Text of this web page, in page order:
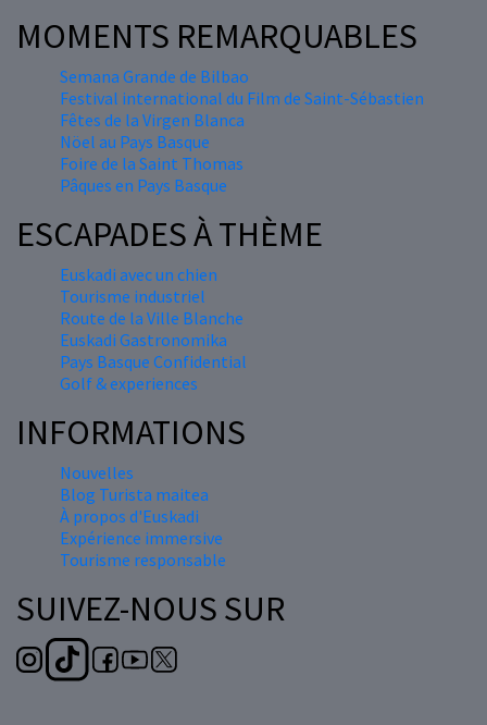
MOMENTS REMARQUABLES
Semana Grande de Bilbao
Festival international du Film de Saint-Sébastien
Fêtes de la Virgen Blanca
Nöel au Pays Basque
Foire de la Saint Thomas
Pâques en Pays Basque
ESCAPADES À THÈME
Euskadi avec un chien
Tourisme industriel
Route de la Ville Blanche
Euskadi Gastronomika
Pays Basque Confidential
Golf & experiences
INFORMATIONS
Nouvelles
Blog Turista maitea
À propos d'Euskadi
Expérience immersive
Tourisme responsable
SUIVEZ-NOUS SUR